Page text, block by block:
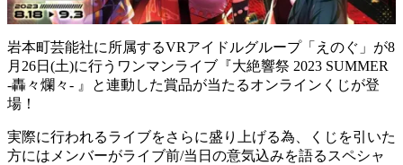
岩本町芸能社に所属するVRアイドルグループ「えのぐ」が8
月26日(土)に行うワンマンライブ『大絶響祭 2023 SUMMER
-轟々爛々- 』と連動した賞品が当たるオンラインくじが登
場！
実際に行われるライブをさらに盛り上げる為、くじを引いた
方にはメンバーがライブ前/当日の意気込みを語るスペシャ